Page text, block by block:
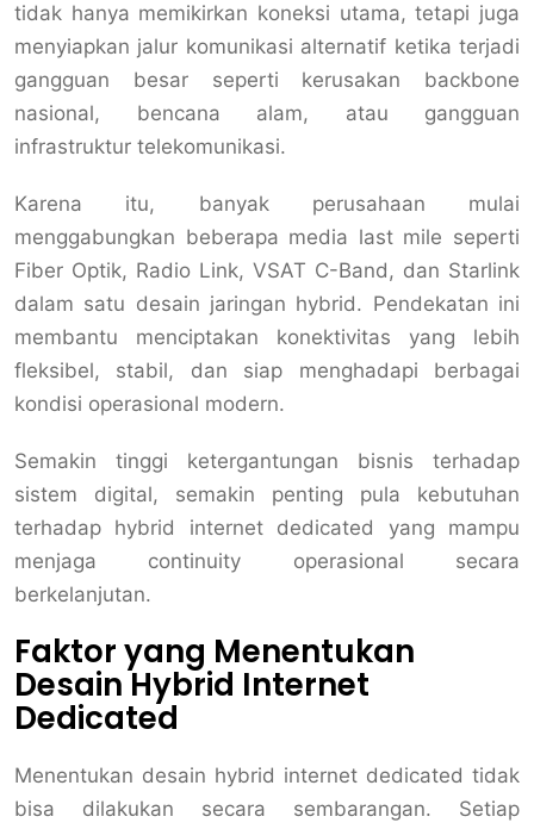
tidak hanya memikirkan koneksi utama, tetapi juga
menyiapkan jalur komunikasi alternatif ketika terjadi
gangguan besar seperti kerusakan backbone
nasional, bencana alam, atau gangguan
infrastruktur telekomunikasi.
Karena itu, banyak perusahaan mulai
menggabungkan beberapa media last mile seperti
Fiber Optik, Radio Link, VSAT C-Band, dan Starlink
dalam satu desain jaringan hybrid. Pendekatan ini
membantu menciptakan konektivitas yang lebih
fleksibel, stabil, dan siap menghadapi berbagai
kondisi operasional modern.
Semakin tinggi ketergantungan bisnis terhadap
sistem digital, semakin penting pula kebutuhan
terhadap hybrid internet dedicated yang mampu
menjaga continuity operasional secara
berkelanjutan.
Faktor yang Menentukan
Desain Hybrid Internet
Dedicated
Menentukan desain hybrid internet dedicated tidak
bisa dilakukan secara sembarangan. Setiap